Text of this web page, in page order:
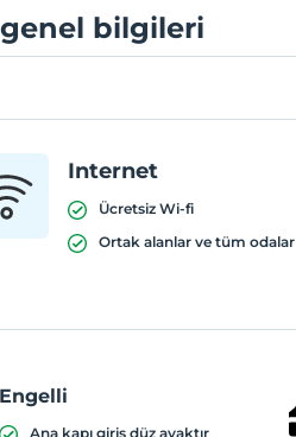
bilgileri
Internet
Ücretsiz Wi-fi
Ortak alanlar ve tüm odalar
Engelli
Ana kapı giriş düz ayaktır